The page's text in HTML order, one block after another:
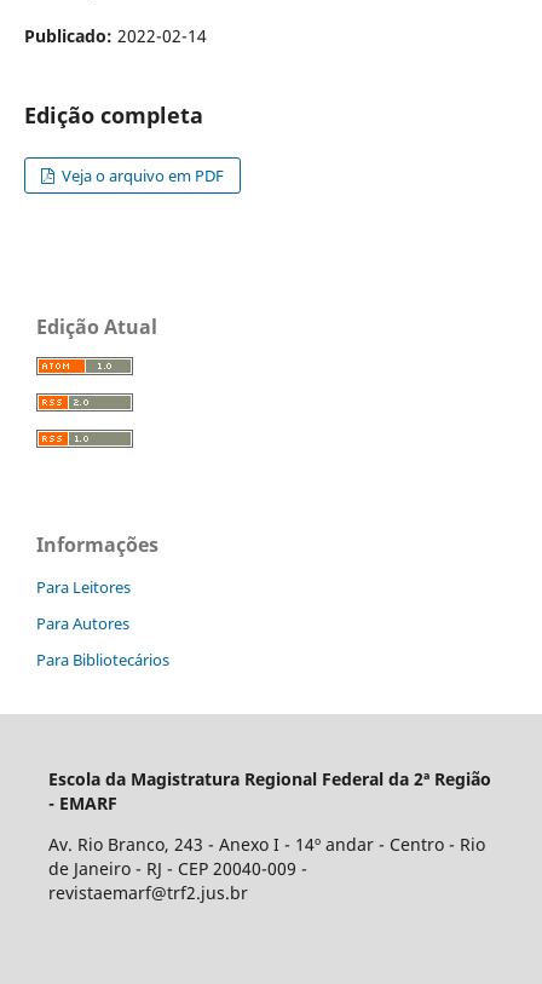
Publicado: 2022-02-14
Edição completa
Veja o arquivo em PDF
Edição Atual
Informações
Para Leitores
Para Autores
Para Bibliotecários
Escola da Magistratura Regional Federal da 2ª Região
- EMARF
Av. Rio Branco, 243 - Anexo I - 14º andar - Centro - Rio
de Janeiro - RJ - CEP 20040-009 -
revistaemarf@trf2.jus.br